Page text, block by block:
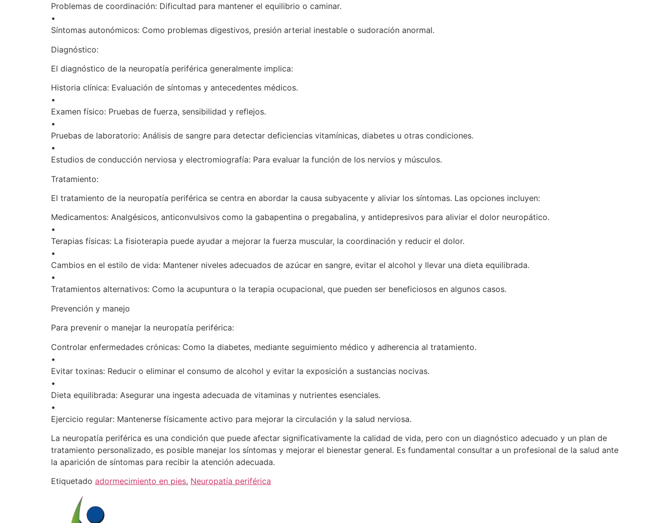
Problemas de coordinación: Dificultad para mantener el equilibrio o caminar.
•
Síntomas autonómicos: Como problemas digestivos, presión arterial inestable o sudoración anormal.
Diagnóstico:
El diagnóstico de la neuropatía periférica generalmente implica:
Historia clínica: Evaluación de síntomas y antecedentes médicos.
•
Examen físico: Pruebas de fuerza, sensibilidad y reflejos.
•
Pruebas de laboratorio: Análisis de sangre para detectar deficiencias vitamínicas, diabetes u otras condiciones.
•
Estudios de conducción nerviosa y electromiografía: Para evaluar la función de los nervios y músculos.
Tratamiento:
El tratamiento de la neuropatía periférica se centra en abordar la causa subyacente y aliviar los síntomas. Las opciones incluyen:
Medicamentos: Analgésicos, anticonvulsivos como la gabapentina o pregabalina, y antidepresivos para aliviar el dolor neuropático.
•
Terapias físicas: La fisioterapia puede ayudar a mejorar la fuerza muscular, la coordinación y reducir el dolor.
•
Cambios en el estilo de vida: Mantener niveles adecuados de azúcar en sangre, evitar el alcohol y llevar una dieta equilibrada.
•
Tratamientos alternativos: Como la acupuntura o la terapia ocupacional, que pueden ser beneficiosos en algunos casos.
Prevención y manejo
Para prevenir o manejar la neuropatía periférica:
Controlar enfermedades crónicas: Como la diabetes, mediante seguimiento médico y adherencia al tratamiento.
•
Evitar toxinas: Reducir o eliminar el consumo de alcohol y evitar la exposición a sustancias nocivas.
•
Dieta equilibrada: Asegurar una ingesta adecuada de vitaminas y nutrientes esenciales.
•
Ejercicio regular: Mantenerse físicamente activo para mejorar la circulación y la salud nerviosa.
La neuropatía periférica es una condición que puede afectar significativamente la calidad de vida, pero con un diagnóstico adecuado y un plan de
tratamiento personalizado, es posible manejar los síntomas y mejorar el bienestar general. Es fundamental consultar a un profesional de la salud ante
la aparición de síntomas para recibir la atención adecuada.
Etiquetado adormecimiento en pies, Neuropatía periférica